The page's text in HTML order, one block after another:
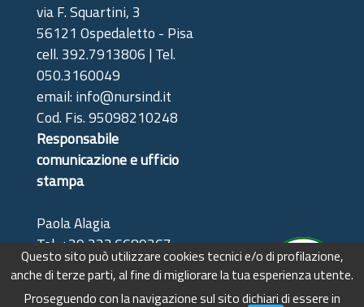
Questo sito può utilizzare cookies tecnici e/o di profilazione,
anche di terze parti, al fine di migliorare la tua esperienza utente.
Proseguendo con la navigazione sul sito dichiari di essere in
via F. Squartini, 3
56121 Ospedaletto - Pisa
cell. 392.7913806 | Tel.
050.3160049
email: info@nursind.it
Cod. Fis. 95098210248
Responsabile
comunicazione e ufficio
stampa
Paola Alagia
Tel: +39 333.6689367
(solo riferimenti stampa)
e-mail: